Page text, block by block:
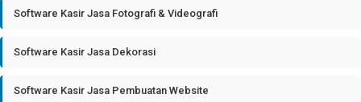
Software Kasir Jasa Fotografi & Videografi
Software Kasir Jasa Dekorasi
Software Kasir Jasa Pembuatan Website